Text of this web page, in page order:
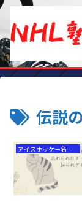
伝説
アイスホッケー名選手